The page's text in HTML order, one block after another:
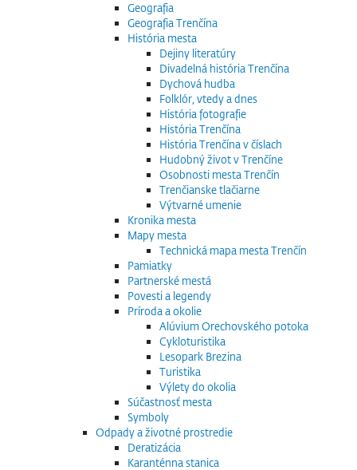
Geografia
Geografia Trenčína
História mesta
Dejiny literatúry
Divadelná história Trenčína
Dychová hudba
Folklór, vtedy a dnes
História fotografie
História Trenčína
História Trenčína v číslach
Hudobný život v Trenčíne
Osobnosti mesta Trenčín
Trenčianske tlačiarne
Výtvarné umenie
Kronika mesta
Mapy mesta
Technická mapa mesta Trenčín
Pamiatky
Partnerské mestá
Povesti a legendy
Príroda a okolie
Alúvium Orechovského potoka
Cykloturistika
Lesopark Brezina
Turistika
Výlety do okolia
Súčastnosť mesta
Symboly
Odpady a životné prostredie
Deratizácia
Karanténna stanica